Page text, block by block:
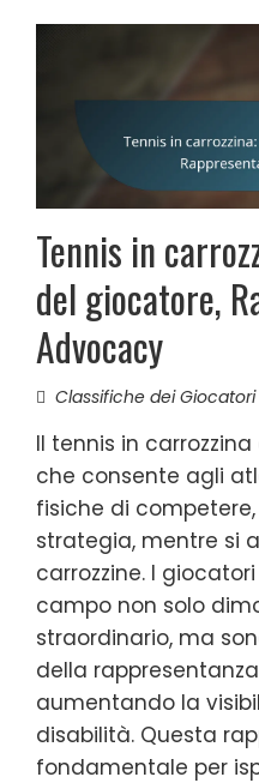
Tennis in
del giocatore,
Advocacy
Classifiche dei
Il tennis in
che consente agli
fisiche di
strategia, mentre si
carrozzine. I
campo non solo
straordinario, ma
della
aumentando la
disabilità. Questa
fondamentale per